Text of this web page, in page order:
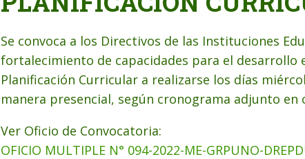
Se convoca a los Directivos de las Instituciones
fortalecimiento de capacidades para el desarrollo
Planificación Curricular a realizarse los días
manera presencial, según cronograma adjunto en
Ver Oficio de Convocatoria:
OFICIO MULTIPLE N° 094-2022-ME-GRPUNO-